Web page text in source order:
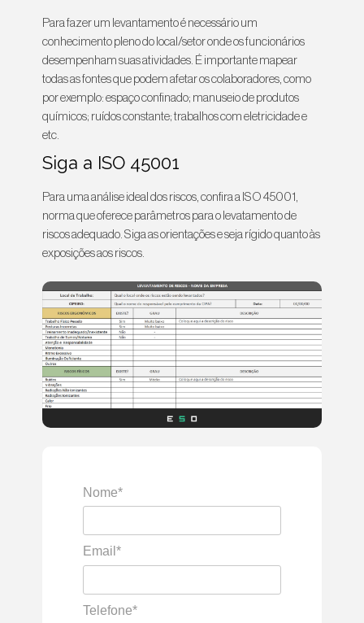
Para fazer um levantamento é necessário um
conhecimento pleno do local/setor onde os funcionários
desempenham suas atividades. É importante mapear
todas as fontes que podem afetar os colaboradores, como
por exemplo: espaço confinado; manuseio de produtos
químicos; ruídos constante; trabalhos com eletricidade e
etc.
Siga a ISO 45001
Para uma análise ideal dos riscos, confira a ISO 45001,
norma que oferece parâmetros para o levatamento de
riscos adequado. Siga as orientações e seja rígido quanto às
exposições aos riscos.
Nome*
Email*
Telefone*